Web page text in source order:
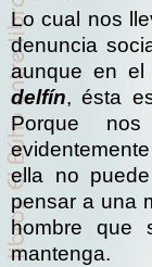
Lo cual nos
denuncia
aunque en
delfín, ésta
Porque
ella no
pensar a una
hombre que
mantenga.